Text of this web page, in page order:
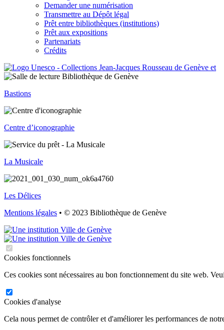
Demander une numérisation
Transmettre au Dépôt légal
Prêt entre bibliothèques (institutions)
Prêt aux expositions
Partenariats
Crédits
Bastions
Centre d’iconographie
La Musicale
Les Délices
Mentions légales • © 2023 Bibliothèque de Genève
Cookies fonctionnels
Ces cookies sont nécessaires au bon fonctionnement du site web.
Cookies d'analyse
Cela nous permet de contrôler et d'améliorer les performances de